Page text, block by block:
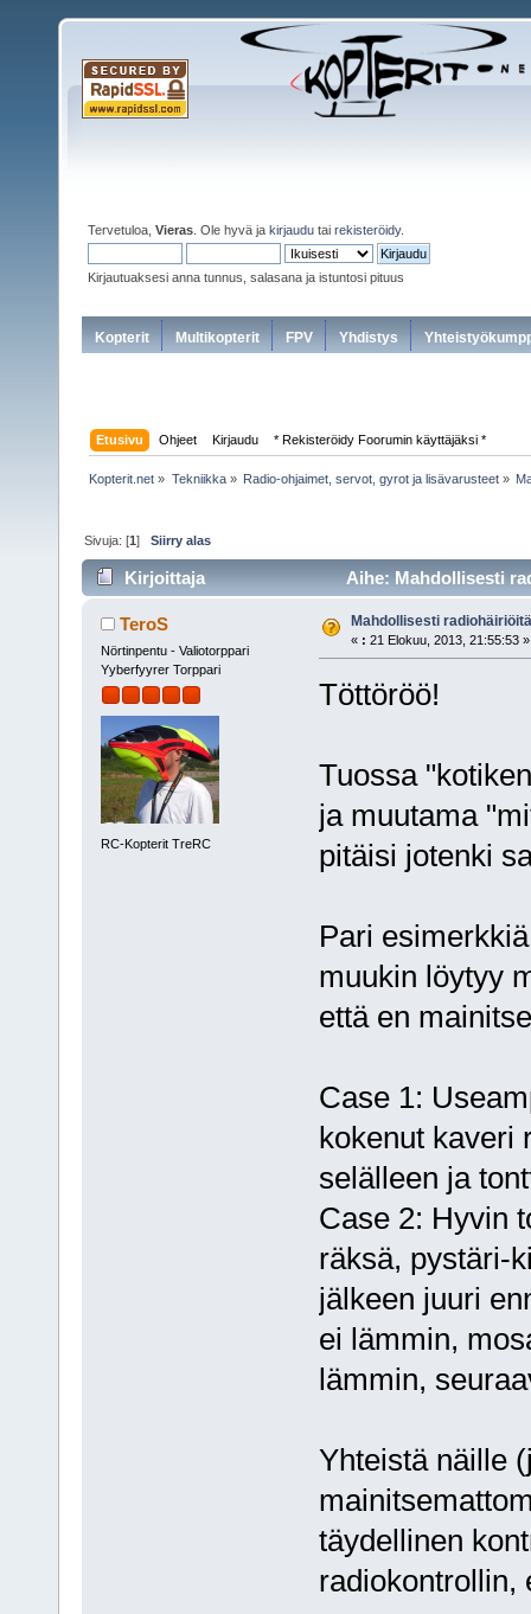
Tervetuloa, Vieras . Ole hyvä ja kirjaudu tai rekisteröidy.
Kirjautuaksesi anna tunnus, salasana ja istuntosi pituus
Kopterit Multikopterit FPV Yhdistys
Etusivu Ohjeet Kirjaudu * Rekisteröidy Foorumin käyttäjäksi *
Kopterit.net » Tekniikka» Radio-ohjaimet, servot, gyrot ja lisävarusteet»
Sivuja: [1]Siirry alas
Kirjoittaja Aihe: Mahdollisesti
TeroS
Nörtinpentu - Valiotorppari
Yyberfyyrer Torppari
RC-Kopterit TreRC
Mahdollisesti
« : 21 Elokuu, 2013, 21:55:53 »
Töttöröö!
Tuossa
ja muutama
pitäisi jotenki
Pari
muukin löytyy
että en
Case 1:
kokenut kaveri
selälleen ja
Case 2: Hyvin
räksä, pystäri-
jälkeen juuri
ei lämmin,
lämmin,
Yhteistä näille
täydellinen
radiokontrollin,